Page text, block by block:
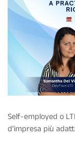
Self-employed o
d’impresa più